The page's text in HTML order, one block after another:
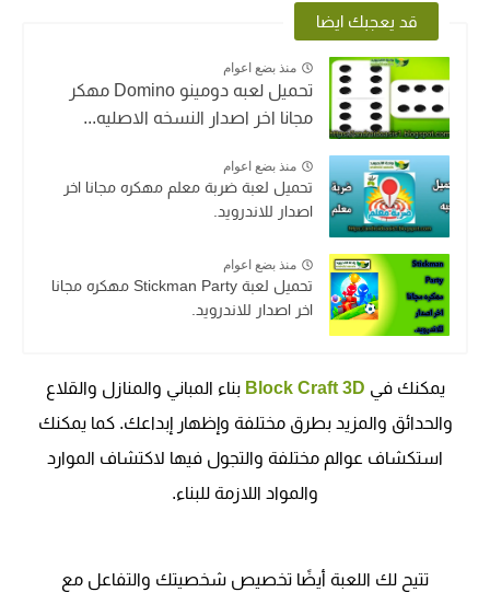
قد يعجبك ايضا
منذ بضع اعوام
تحميل لعبه دومينو Domino مهكر
مجانا اخر اصدار النسخه الاصليه...
منذ بضع اعوام
تحميل لعبة ضربة معلم مهكره مجانا اخر
اصدار للاندرويد.
منذ بضع اعوام
تحميل لعبة Stickman Party مهكره مجانا
اخر اصدار للاندرويد.
يمكنك في Block Craft 3D بناء المباني والمنازل والقلاع
والحدائق والمزيد بطرق مختلفة وإظهار إبداعك. كما يمكنك
استكشاف عوالم مختلفة والتجول فيها لاكتشاف الموارد
والمواد اللازمة للبناء.
تتيح لك اللعبة أيضًا تخصيص شخصيتك والتفاعل مع